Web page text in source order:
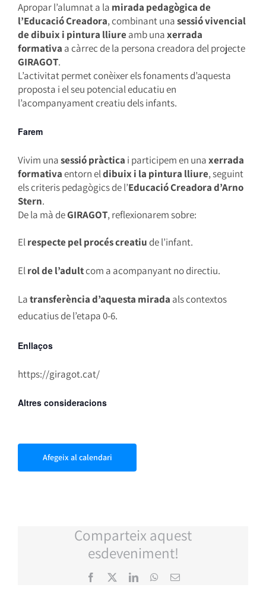
Apropar l’alumnat a la mirada pedagògica de
l’Educació Creadora, combinant unasessió vivencial
de dibuix i pintura lliure amb unaxerrada
formativa a càrrec de la persona creadora del projecte
GIRAGOT.
L’activitat permet conèixer els fonaments d’aquesta
proposta i el seu potencial educatiu en
l’acompanyament creatiu dels infants.
Farem
Vivim unasessió pràctica i participem en unaxerrada
formativaentorn eldibuix i la pintura lliure, seguint
els criteris pedagògics de l’Educació Creadora d’Arno
Stern.
De la mà deGIRAGOT, reflexionarem sobre:
Elrespecte pel procés creatiude l’infant.
Elrol de l’adultcom a acompanyant no directiu.
Latransferència d’aquesta mirada als contextos
educatius de l’etapa 0-6.
Enllaços
https://giragot.cat/
Altres consideracions
Afegeix al calendari
Comparteix aquest
esdeveniment!
Facebook LinkedInWhatsApp
Email: